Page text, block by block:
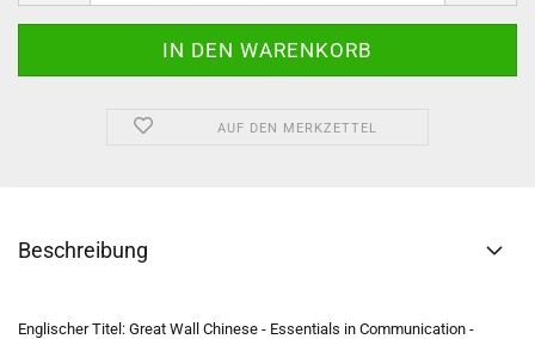
AUF DEN MERKZETTEL
Beschreibung
Englischer Titel: Great Wall Chinese - Essentials in Communication -